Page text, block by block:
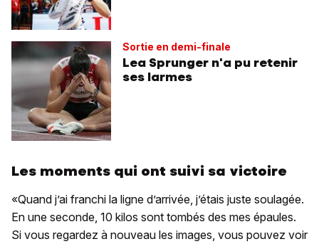
Sortie en demi-finale
Lea Sprunger n'a pu retenir
ses larmes
Les moments qui ont suivi sa victoire
«Quand j’ai franchi la ligne d’arrivée, j’étais juste soulagée.
En une seconde, 10 kilos sont tombés des mes épaules.
Si vous regardez à nouveau les images, vous pouvez voir